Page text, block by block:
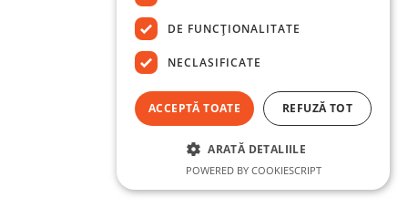
DE FUNCŢIONALITATE
NECLASIFICATE
ACCEPTĂ TOATE REFUZĂ TOT
ARATĂ DETALIILE
POWERED BY COOKIESCRIPT